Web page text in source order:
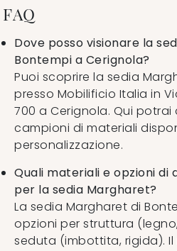
FAQ
Dove posso visionare la
Bontempi a Cerignola?
Puoi scoprire la sedia
presso Mobilificio Italia in
700 a Cerignola. Qui potrai
campioni di materiali
personalizzazione.
Quali materiali e opzioni di
per la sedia Margharet?
La sedia Margharet di
opzioni per struttura
seduta (imbottita, rigida).